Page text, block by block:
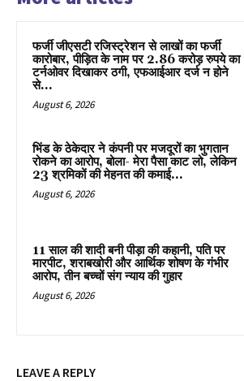
फर्जी जीएसटी रजिस्ट्रेशन से लाखों का फर्जी
कारोबार, पीड़ित के नाम पर 2.86 करोड़ रुपये का
टर्नओवर दिखाकर ठगी, एफआईआर दर्ज न होने
से...
August 6, 2026
भिंड के ठेकेदार ने कंपनी पर मजदूरों का भुगतान
रोकने का आरोप, बोला- मेरा पैसा काट लो, लेकिन
23 श्रमिकों की मेहनत की कमाई...
August 6, 2026
11 साल की शादी बनी पीड़ा की कहानी, पति पर
मारपीट, शराबखोरी और आर्थिक शोषण के गंभीर
आरोप, तीन बच्चों संग न्याय की गुहार
August 6, 2026
LEAVE A REPLY